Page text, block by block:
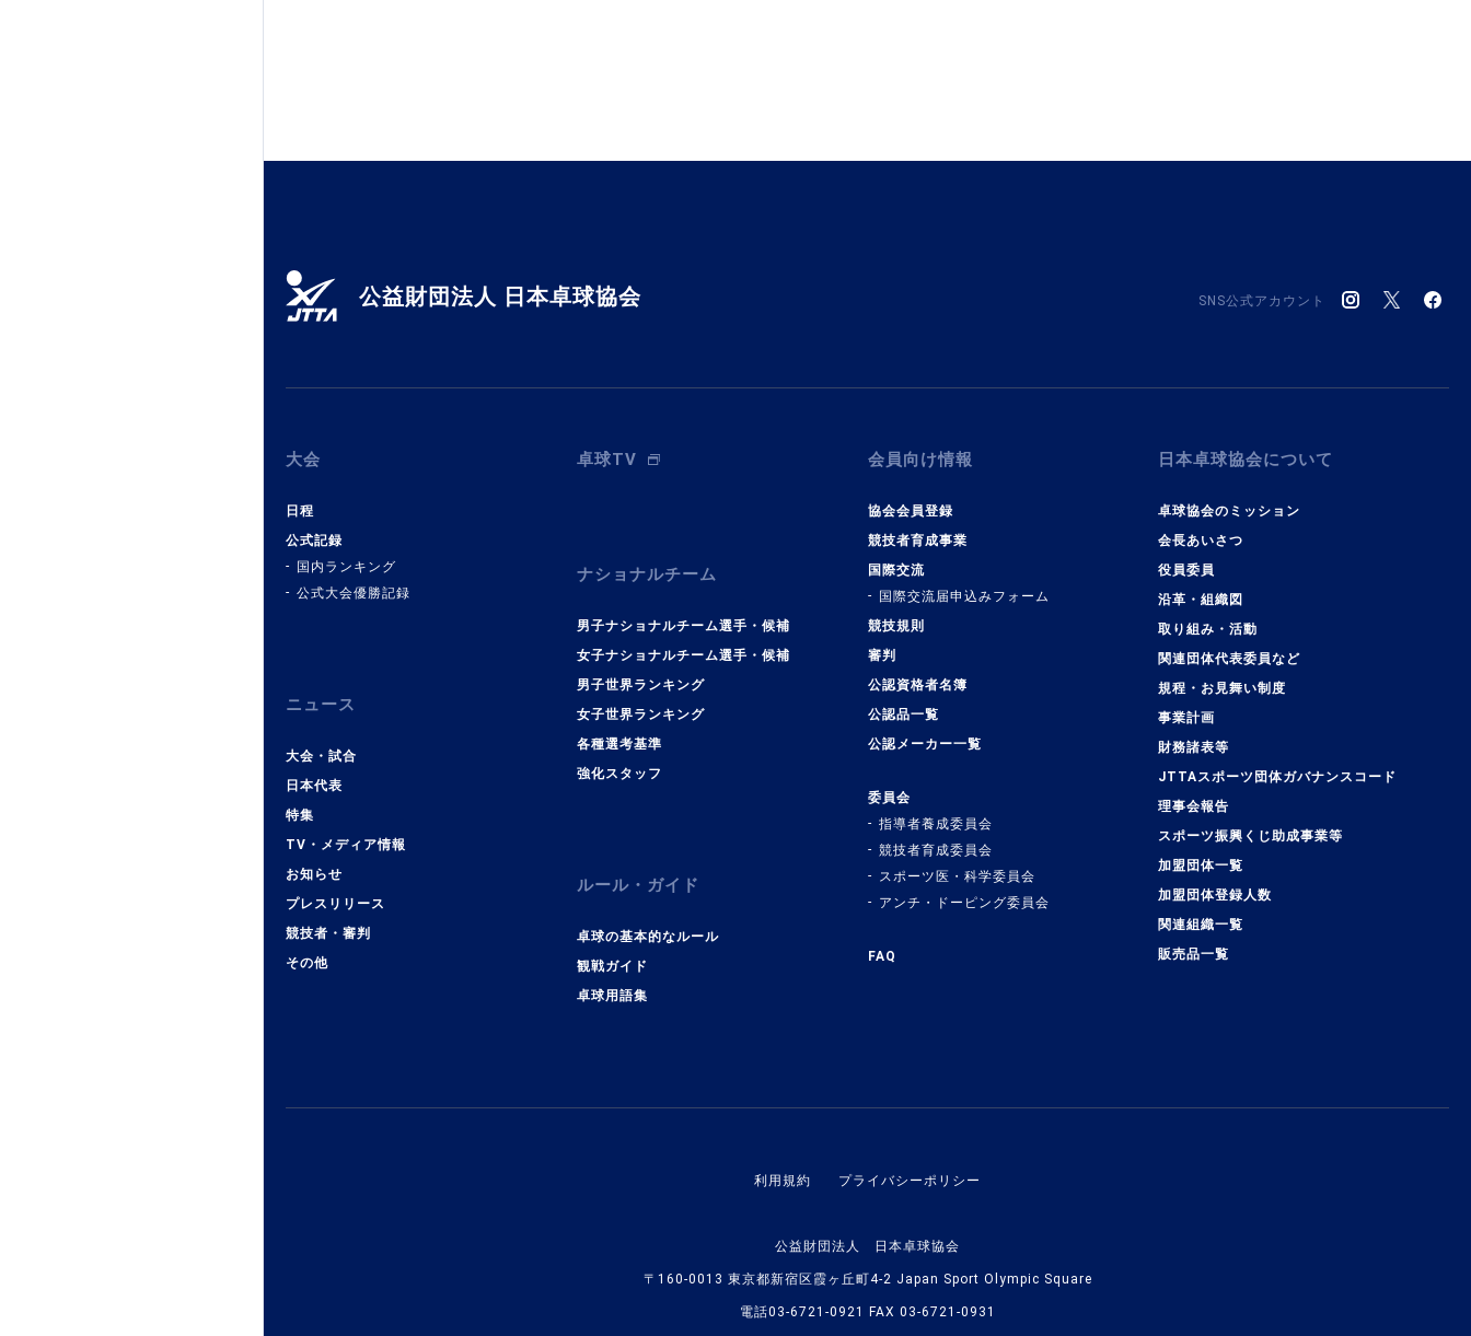
公益財団法人 日本卓球協会 SNS公式アカウント
大会
日程
公式記録
国内ランキング
公式大会優勝記録
ニュース
大会・試合
日本代表
特集
TV・メディア情報
お知らせ
プレスリリース
競技者・審判
その他
卓球TV
ナショナルチーム
男子ナショナルチーム選手・候補
女子ナショナルチーム選手・候補
男子世界ランキング
女子世界ランキング
各種選考基準
強化スタッフ
ルール・ガイド
卓球の基本的なルール
観戦ガイド
卓球用語集
会員向け情報
協会会員登録
競技者育成事業
国際交流
国際交流届申込みフォーム
競技規則
審判
公認資格者名簿
公認品一覧
公認メーカー一覧
委員会
指導者養成委員会
競技者育成委員会
スポーツ医・科学委員会
アンチ・ドーピング委員会
FAQ
日本卓球協会について
卓球協会のミッション
会長あいさつ
役員委員
沿革・組織図
取り組み・活動
関連団体代表委員など
規程・お見舞い制度
事業計画
財務諸表等
JTTAスポーツ団体ガバナンスコード
理事会報告
スポーツ振興くじ助成事業等
加盟団体一覧
加盟団体登録人数
関連組織一覧
販売品一覧
利用規約 プライバシーポリシー
公益財団法人 日本卓球協会
〒160-0013 東京都新宿区霞ヶ丘町4-2 Japan Sport Olympic Square
電話03-6721-0921 FAX 03-6721-0931